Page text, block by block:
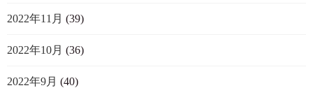
2022年11月 (39)
2022年10月 (36)
2022年9月 (40)